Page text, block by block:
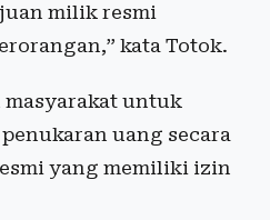
milik resmi
kata Totok.
masyarakat untuk
uang secara
yang memiliki izin